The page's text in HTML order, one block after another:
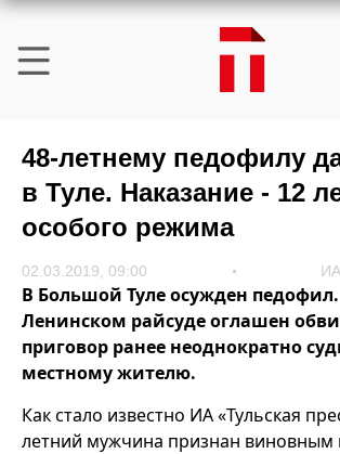
48-летнему педофилу
в Туле. Наказание - 12
особого режима
02.03.2019, 09:00
В Большой Туле осужден
Ленинском райсуде оглашен
приговор ранее неоднократно
местному жителю.
Как стало известно ИА «Тульская
летний мужчина признан виновным